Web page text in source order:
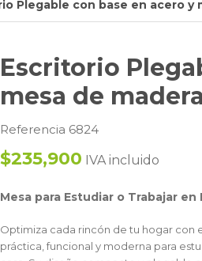
Plegable con base en acero y
Escritorio
mesa de madera
Referencia 6824
$235,900 IVA incluido
Mesa para Estudiar o Trabajar
Optimiza cada rincón de tu hogar con
práctica, funcional y moderna para